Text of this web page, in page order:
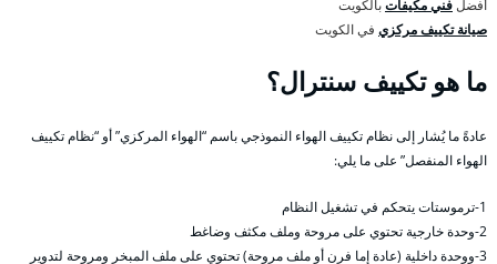
أفضلفني مكيفاتبالكويت
صيانة تكييف مركزي في الكويت
ما هو تكييف سنترال؟
عادةً ما يُشار إلى نظام تكييف الهواء النموذجي باسم “الهواء المركزي” أو “نظام تكييف
الهواء المنفصل” على ما يلي:
1-ترموستات يتحكم في تشغيل النظام
2-وحدة خارجية تحتوي على مروحة وملف مكثف وضاغط
3-ووحدة داخلية (عادة إما فرن أو ملف مروحة) تحتوي على ملف المبخر ومروحة لتدوير